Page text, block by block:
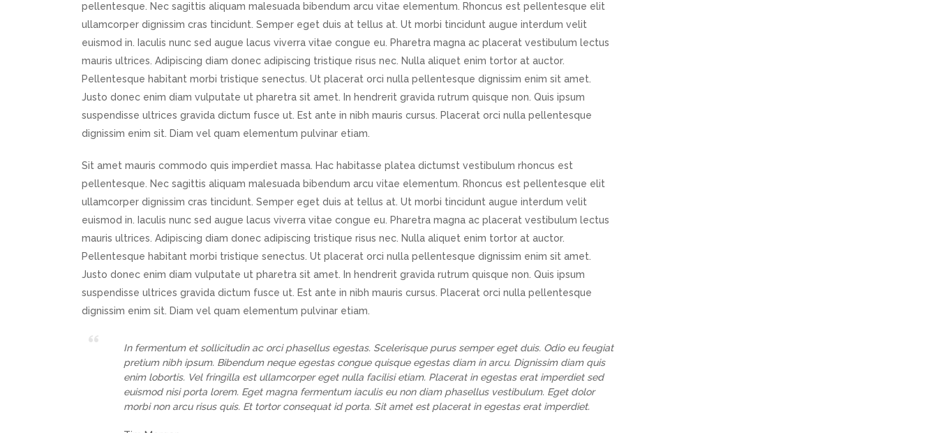
pellentesque. Nec sagittis aliquam malesuada bibendum arcu vitae elementum. Rhoncus est pellentesque elit
ullamcorper dignissim cras tincidunt. Semper eget duis at tellus at. Ut morbi tincidunt augue interdum velit
euismod in. Iaculis nunc sed augue lacus viverra vitae congue eu. Pharetra magna ac placerat vestibulum lectus
mauris ultrices. Adipiscing diam donec adipiscing tristique risus nec. Nulla aliquet enim tortor at auctor.
Pellentesque habitant morbi tristique senectus. Ut placerat orci nulla pellentesque dignissim enim sit amet.
Justo donec enim diam vulputate ut pharetra sit amet. In hendrerit gravida rutrum quisque non. Quis ipsum
suspendisse ultrices gravida dictum fusce ut. Est ante in nibh mauris cursus. Placerat orci nulla pellentesque
dignissim enim sit. Diam vel quam elementum pulvinar etiam.
Sit amet mauris commodo quis imperdiet massa. Hac habitasse platea dictumst vestibulum rhoncus est
pellentesque. Nec sagittis aliquam malesuada bibendum arcu vitae elementum. Rhoncus est pellentesque elit
ullamcorper dignissim cras tincidunt. Semper eget duis at tellus at. Ut morbi tincidunt augue interdum velit
euismod in. Iaculis nunc sed augue lacus viverra vitae congue eu. Pharetra magna ac placerat vestibulum lectus
mauris ultrices. Adipiscing diam donec adipiscing tristique risus nec. Nulla aliquet enim tortor at auctor.
Pellentesque habitant morbi tristique senectus. Ut placerat orci nulla pellentesque dignissim enim sit amet.
Justo donec enim diam vulputate ut pharetra sit amet. In hendrerit gravida rutrum quisque non. Quis ipsum
suspendisse ultrices gravida dictum fusce ut. Est ante in nibh mauris cursus. Placerat orci nulla pellentesque
dignissim enim sit. Diam vel quam elementum pulvinar etiam.
In fermentum et sollicitudin ac orci phasellus egestas. Scelerisque purus semper eget duis. Odio eu feugiat
pretium nibh ipsum. Bibendum neque egestas congue quisque egestas diam in arcu. Dignissim diam quis
enim lobortis. Vel fringilla est ullamcorper eget nulla facilisi etiam. Placerat in egestas erat imperdiet sed
euismod nisi porta lorem. Eget magna fermentum iaculis eu non diam phasellus vestibulum. Eget dolor
morbi non arcu risus quis. Et tortor consequat id porta. Sit amet est placerat in egestas erat imperdiet.